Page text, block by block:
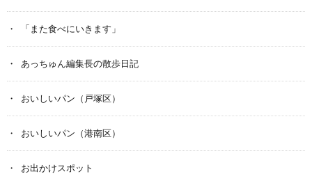
「また食べにいきます」
あっちゅん編集長の散歩日記
おいしいパン（戸塚区）
おいしいパン（港南区）
お出かけスポット